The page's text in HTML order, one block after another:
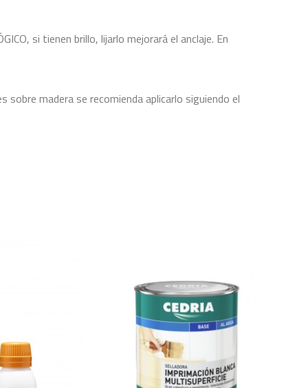
si tienen brillo, lijarlo mejorará el anclaje. En
sobre madera se recomienda aplicarlo siguiendo el